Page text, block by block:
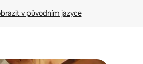
v původním jazyce